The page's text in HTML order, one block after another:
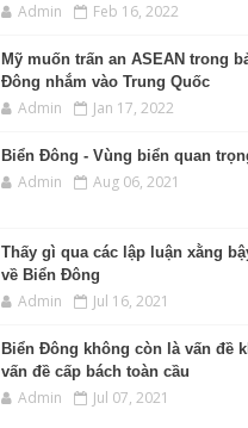
Admin Feb 16, 2022
Mỹ muốn trấn an ASEAN trong
Đông nhắm vào Trung Quốc
Admin Jan 17, 2022
Biển Đông - Vùng biển quan
Admin Aug 06, 2021
Thấy gì qua các lập luận xằng
về Biển Đông
Admin Jul 16, 2021
Biển Đông không còn là vấn đề
vấn đề cấp bách toàn cầu
Admin Jul 07, 2021